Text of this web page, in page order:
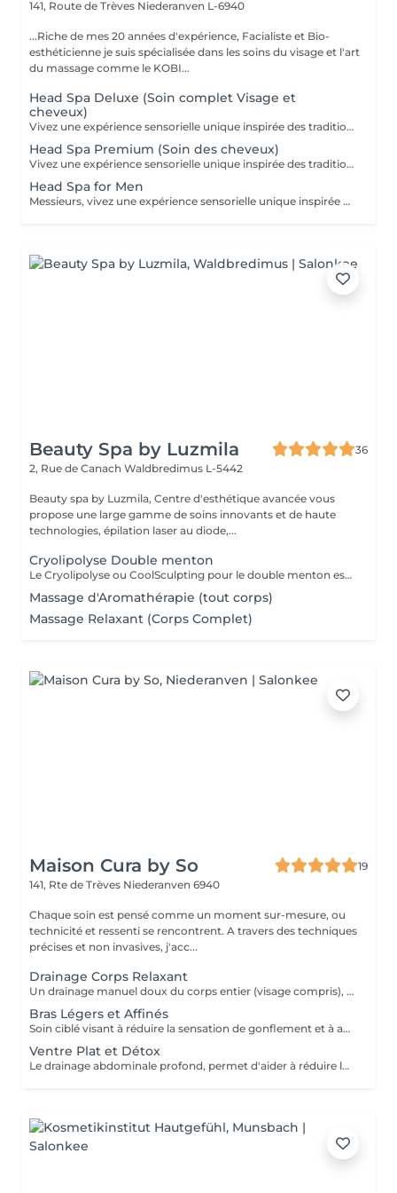
141, Route de Trèves Niederanven L-6940
...Riche de mes 20 années d'expérience, Facialiste et Bio-
esthéticienne je suis spécialisée dans les soins du visage et l'art
du massage comme le KOBI...
Head Spa Deluxe (Soin complet Visage et
cheveux)
Vivez une expérience sensorielle unique inspirée des traditions anciennes japonaises dédiées au soin du corps et à l'apaisement de l'esprit. Le Head Spa combine soin des cheveux et du visage pour améliorer la revitalisation du cuir chevelu tout en favorisant la réduction du stress et la relaxation générale: - Démaquillage du visage - Massage du visage manuel "coup d'éclat" - Massage manuel des épaules, de la nuque et du cuir chevelu à l'huile précieuse et utilisation de différents outils - Fontaine d'eau chaude - Masque visage hydratant - Shampoing - Masque capillaire sous bain de vapeur + sérum - Massage des mains et des bras. - Crème + Sérum visage hydradants - Séchage des cheveux (15 minutes)
Head Spa Premium (Soin des cheveux)
Vivez une expérience sensorielle unique inspirée des traditions anciennes japonaises dédiées au soin du corps et à l'apaisement de l'esprit. Le Head Spa combine soin des cheveux et du visage pour améliorer la revitalisation du cuir chevelu tout en favorisant la réduction du stress et la relaxation générale: - Démaquillage du visage - Massage manuel des épaules, de la nuque et du cuir chevelu à l'huile précieuse et utilisation de différents outils - Fontaine d'eau chaude - Shampoing - Masque capillaire sous bain de vapeur + sérum - Massage des mains et des bras. - Séchage des cheveux (15 minutes)
Head Spa for Men
Messieurs, vivez une expérience sensorielle unique inspirée des traditions anciennes japonaises dédiées au soin du corps et à l'apaisement de l'esprit adapté à votre peau. Le Head Spa combine soin des cheveux et du visage pour améliorer la revitalisation du cuir chevelu tout en favorisant la réduction du stress et la relaxation générale: - Soin du visage (nettoyage, massage, masque et/ou soin de la barbe) - Massage manuel des épaules, de la nuque et du cuir chevelu à l'huile précieuse et utilisation de différents outils - Fontaine d'eau chaude - Shampoing - Sérum capillaire - Séchage des cheveux
Beauty Spa by Luzmila
36
2, Rue de Canach Waldbredimus L-5442
Beauty spa by Luzmila, Centre d'esthétique avancée vous
propose une large gamme de soins innovants et de haute
technologies, épilation laser au diode,...
Cryolipolyse Double menton
Le Cryolipolyse ou CoolSculpting pour le double menton est un traitement esthétique efficace et non invasif permettant de réduire l'apparence du double menton. Cette méthode utilise des températures très basses pour détruire les cellules graisseuses situées sous la peau, qui sont ensuite éliminées naturellement par le corps sans endommager les tissus environnants. Le résultat est une réduction visible de la graisse sous-mentonnière, pour un visage plus affiné. Avantages : Réduction de l'apparence du double menton sans chirurgie ; Traitement Non invasif et sans douleur ; Résultats visibles après quelques séances. Réservez dès aujourd'hui votre séance de Cryolipolyse pour le double menton et découvrez les résultats incroyables de cette technologie innovante !
Massage d'Aromathérapie (tout corps)
Massage Relaxant (Corps Complet)
Maison Cura by So
19
141, Rte de Trèves Niederanven 6940
Chaque soin est pensé comme un moment sur-mesure, ou
technicité et ressenti se rencontrent. A travers des techniques
précises et non invasives, j'acc...
Drainage Corps Relaxant
Un drainage manuel doux du corps entier (visage compris), favorisant la détente profonde, la circulation lymphatique et la sensation de légèreté. Idéal en période de stress, de fatigue, ou lorsque le corps a besoin d'un véritable moment de récupération.
Bras Légers et Affinés
Soin ciblé visant à réduire la sensation de gonflement et à améliorer le confort des bras. Favorise la circulation et procure une sensation de légèreté immédiate.
Ventre Plat et Détox
Le drainage abdominale profond, permet d'aider à réduire la sensation de gonflement liée à plusieurs facteurs (stress, déséquilibre hormonal, inflammation chronique, problèmes digestifs, diastasis). Ce soin procure un véritable relâchement des tensions abdominales procurant un sentiment de bien être immédiat après la séance.